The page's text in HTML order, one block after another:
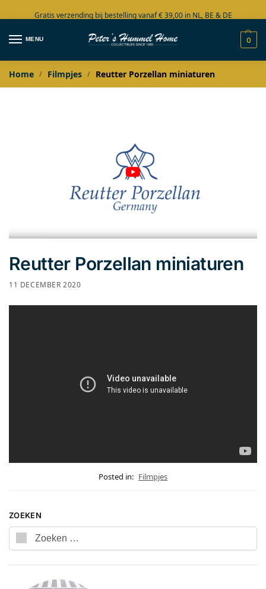
Gratis verzending bij bestelling vanaf € 39,00 in NL, BE & DE
Grote collectie in voorraad
MENU 0
Home / Filmpjes / Reutter Porzellan miniaturen
Reutter Porzellan miniaturen
11 DECEMBER 2020
Posted in: Filmpjes
ZOEKEN